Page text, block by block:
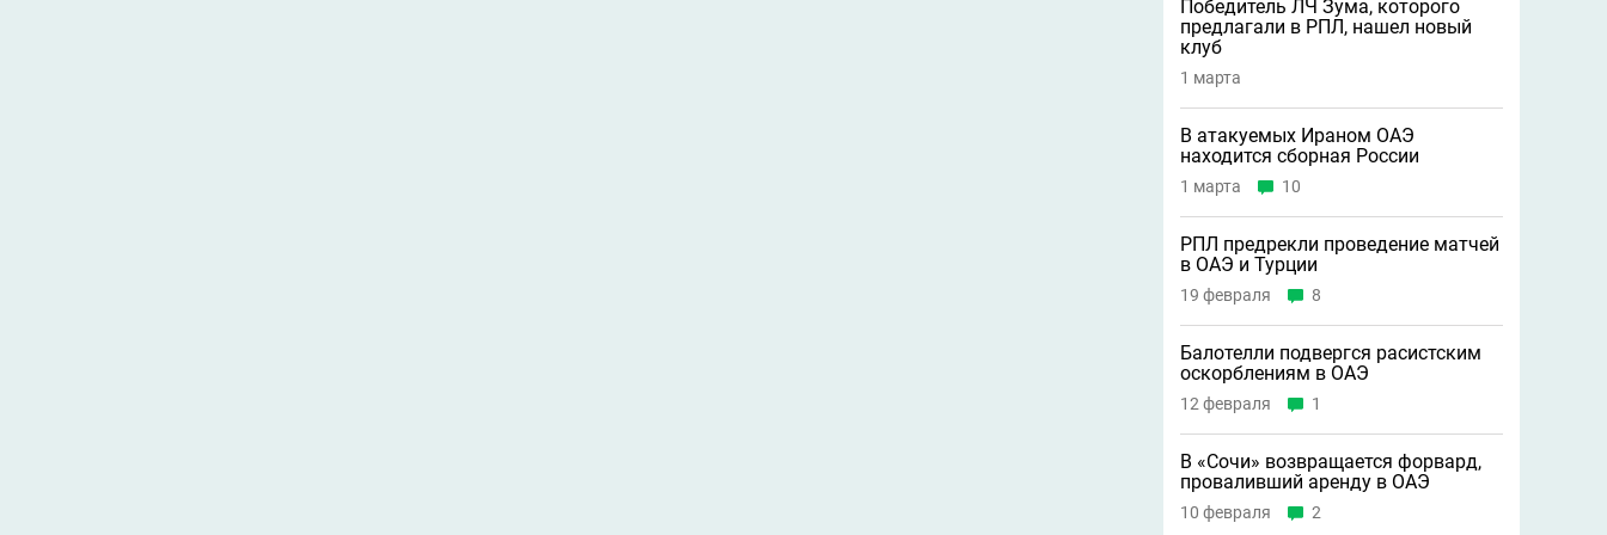
Победитель ЛЧ Зума, которого
предлагали в РПЛ, нашел новый
клуб
1 марта
В атакуемых Ираном ОАЭ
находится сборная России
1 марта 10
РПЛ предрекли проведение матчей
в ОАЭ и Турции
19 февраля 8
Балотелли подвергся расистским
оскорблениям в ОАЭ
12 февраля 1
В «Сочи» возвращается форвард,
проваливший аренду в ОАЭ
10 февраля 2